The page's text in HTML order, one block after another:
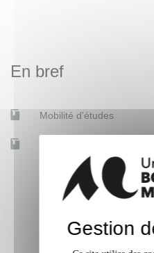
En bref
Mobilité d'études
Gestion